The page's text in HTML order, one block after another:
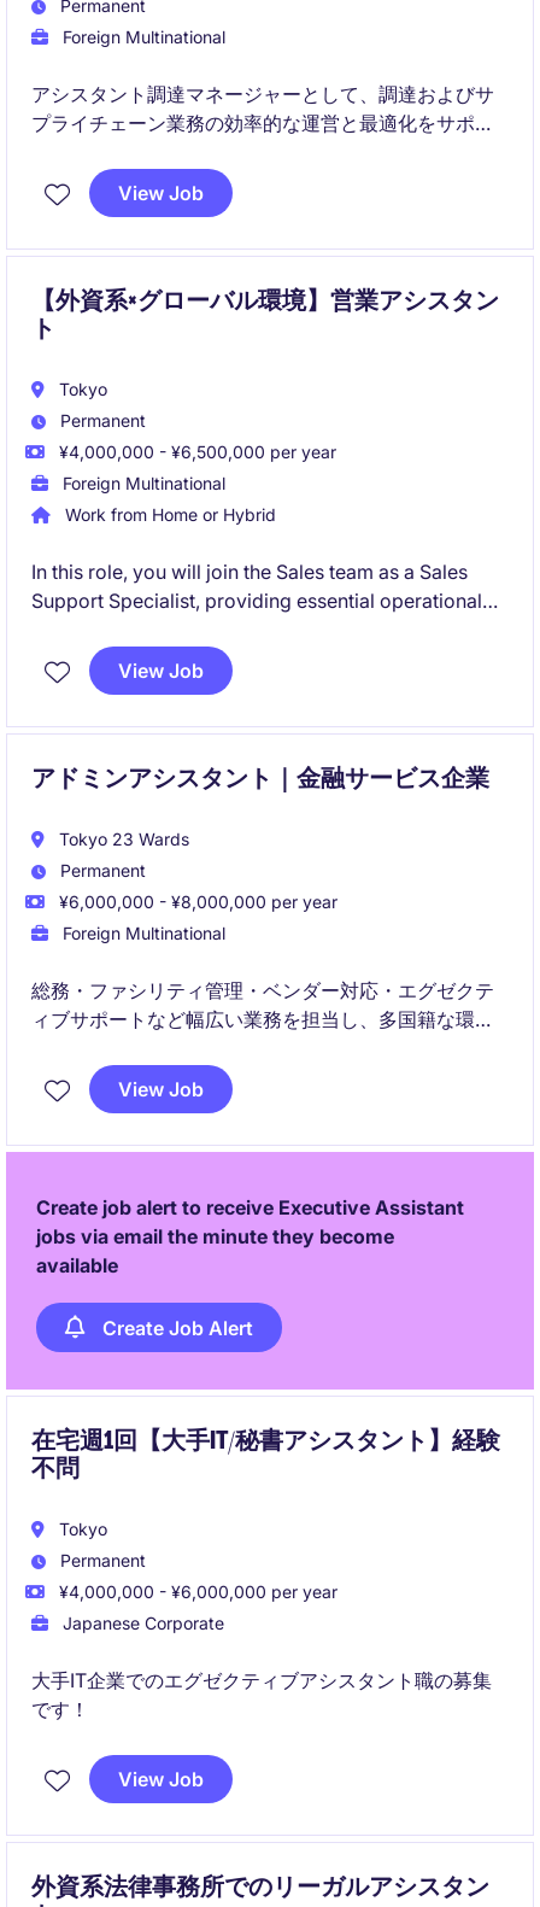
Permanent
Foreign Multinational
アシスタント調達マネージャーとして、調達およびサ
プライチェーン業務の効率的な運営と最適化をサポー
行と、サプライチェーンプロセスの管理を担当するポ
ジションです。
View Job
【外資系×グローバル環境】営業アシスタン
ト
Tokyo
Permanent
¥4,000,000 - ¥6,500,000 per year
Foreign Multinational
Work from Home or Hybrid
In this role, you will join the Sales team as a Sales
Support Specialist, providing essential operational
processes and excellent customer service.
responsibilities, and working in an international
View Job
アドミンアシスタント｜金融サービス企業
Tokyo 23 Wards
Permanent
¥6,000,000 - ¥8,000,000 per year
Foreign Multinational
総務・ファシリティ管理・ベンダー対応・エグゼクテ
ィブサポートなど幅広い業務を担当し、多国籍な環境
View Job
Create job alert to receive Executive Assistant
jobs via email the minute they become
available
Create Job Alert
在宅週1回【大手IT/秘書アシスタント】経験
不問
Tokyo
Permanent
¥4,000,000 - ¥6,000,000 per year
Japanese Corporate
大手IT企業でのエグゼクティブアシスタント職の募集
です！
View Job
外資系法律事務所でのリーガルアシスタン